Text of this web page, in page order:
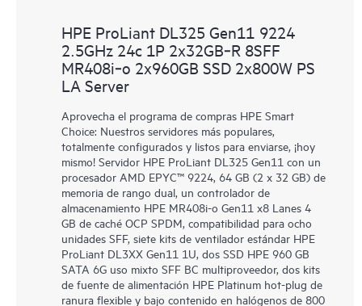
HPE ProLiant DL325 Gen11 9224
2.5GHz 24c 1P 2x32GB‑R 8SFF
MR408i‑o 2x960GB SSD 2x800W PS
LA Server
Aprovecha el programa de compras HPE Smart
Choice: Nuestros servidores más populares,
totalmente configurados y listos para enviarse, ¡hoy
mismo! Servidor HPE ProLiant DL325 Gen11 con un
procesador AMD EPYC™ 9224, 64 GB (2 x 32 GB) de
memoria de rango dual, un controlador de
almacenamiento HPE MR408i-o Gen11 x8 Lanes 4
GB de caché OCP SPDM, compatibilidad para ocho
unidades SFF, siete kits de ventilador estándar HPE
ProLiant DL3XX Gen11 1U, dos SSD HPE 960 GB
SATA 6G uso mixto SFF BC multiproveedor, dos kits
de fuente de alimentación HPE Platinum hot-plug de
ranura flexible y bajo contenido en halógenos de 800